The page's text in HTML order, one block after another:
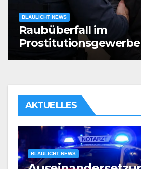
BLAULICHT NEWS
Raubüberfall im
Prostitutionsgewerbe
AKTUELLES
BLAULICHT NEWS